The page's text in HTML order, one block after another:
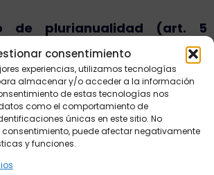
consentimiento
experiencias, utilizamos tecnologías
almacenar y/o acceder a la información
de estas tecnologías nos
como el comportamiento de
únicas en este sitio. No
consentimiento, puede afectar negativamente
y funciones.
de plurianualidad (art. 5
:
de los Presupuestos de
Públicas y demás